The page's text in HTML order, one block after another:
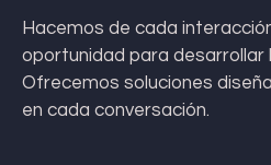
Hacemos de cada
oportunidad para desarrollar
Ofrecemos soluciones
en cada conversación.